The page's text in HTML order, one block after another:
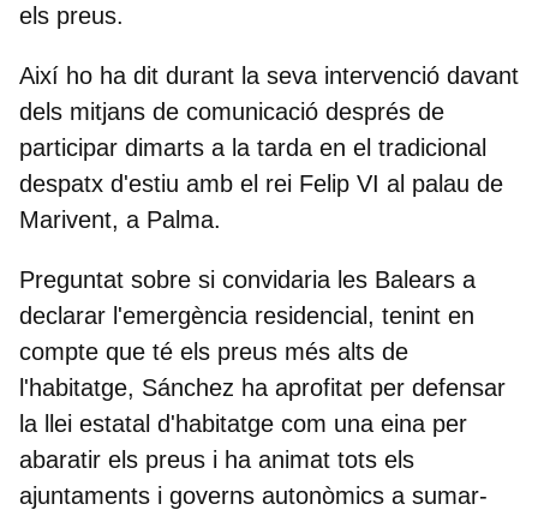
els preus.
Així ho ha dit durant la seva intervenció davant
dels mitjans de comunicació després de
participar dimarts a la tarda en el tradicional
despatx d'estiu amb el rei Felip VI al palau de
Marivent, a Palma.
Preguntat sobre si convidaria les Balears a
declarar l'emergència residencial, tenint en
compte que té els preus més alts de
l'habitatge, Sánchez ha aprofitat per defensar
la llei estatal d'habitatge com una eina per
abaratir els preus i ha animat tots els
ajuntaments i governs autonòmics a sumar-